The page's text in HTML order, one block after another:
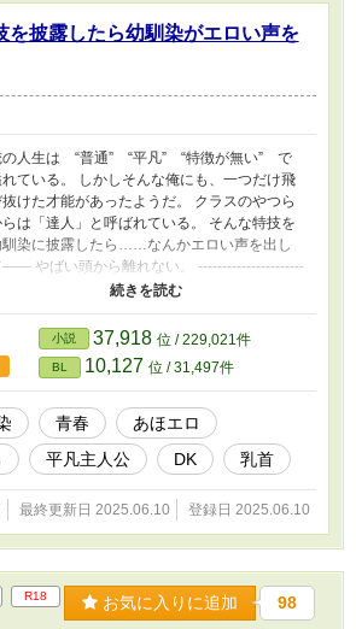
イはありません！
を披露したら幼馴染がエロい声を
の人生は “普通” “平凡” “特徴が無い” で
ている。 しかしそんな俺にも、一つだけ飛
けた才能があったようだ。 クラスのやつら
は「達人」と呼ばれている。 そんな特技を
馴染に披露したら……なんかエロい声を出し
―― やばい頭から離れない。 ----------------------
※DKの止まらない妄想。あほエロ
す。 二人の絡みはないです。 短くてサク
と読める妄想話。 幼馴染視点もいつか書きた
な……
小説 37,918 位 / 229,021件
BL 10,127 位 / 31,497件
青春
あほエロ
平凡主人公 DK 乳首
最終更新日 2025.06.10 登録日 2025.06.10
R18 お気に入りに追加 98